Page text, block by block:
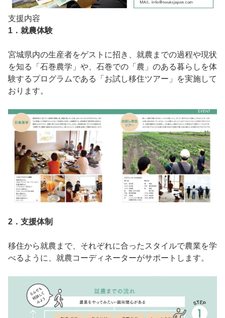
支援内容
1．就農体験
宮城県内の生産者をゲストに招き、就農までの過程や現状
を知る「石巻農学」や、石巻での「農」のある暮らしを体
験するプログラムである「お試し移住ツアー」を実施して
おります。
2．支援体制
移住から就農まで、それぞれに合ったスタイルで農業を学
べるように、就農コーディネーターがサポートします。